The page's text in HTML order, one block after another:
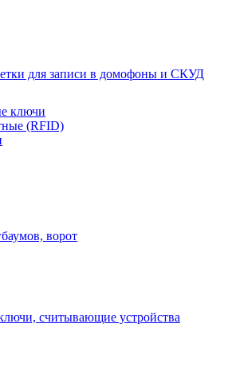
для записи в домофоны и СКУД
ключи
(RFID)
ворот
считывающие устройства